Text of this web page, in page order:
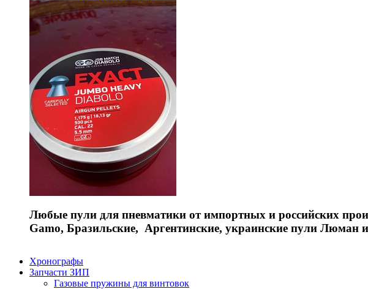
Любые пули для пневматики от импортных и российских
Gamo, Бразильские, Аргентинские, украинские пули Люман
Хронографы
Запчасти ЗИП
Газовые пружины для винтовок